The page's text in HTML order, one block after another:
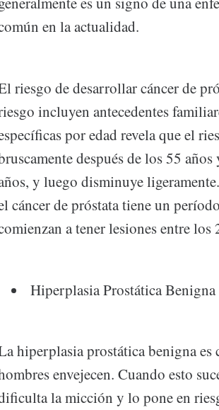
en la actualidad.
riesgo de desarrollar cáncer de
incluyen antecedentes
por edad revela que el
después de los 55
y luego disminuye
cáncer de próstata tiene un
a tener lesiones entre los
Hiperplasia Prostática
hiperplasia prostática benigna es
envejecen. Cuando esto
la micción y lo pone en